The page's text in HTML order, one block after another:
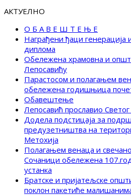
АКТУЕЛНО
О Б А В Е Ш Т Е Њ Е
Награђени ђаци генерација
диплома
Обележена храмовна и
Лепосавићу
Парастосом и полагањем
обележена годишњица
Обавештење
Лепосавић прославио Светог
Додела подстицаја за
предузетништва на
Метохија
Полагањем венаца и
Сочаници обележена
устанка
Братске и пријатељске
поклон пакетиће